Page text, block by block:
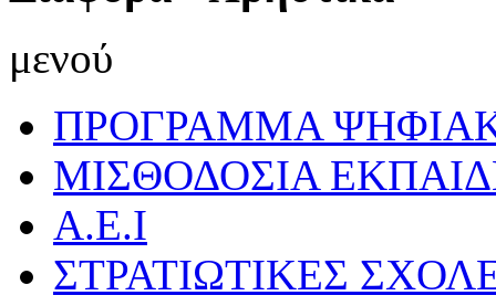
μενού
ΠΡΟΓΡΑΜΜΑ
ΜΙΣΘΟΔΟΣΙΑ
Α.Ε.Ι
ΣΤΡΑΤΙΩΤΙΚΕΣ